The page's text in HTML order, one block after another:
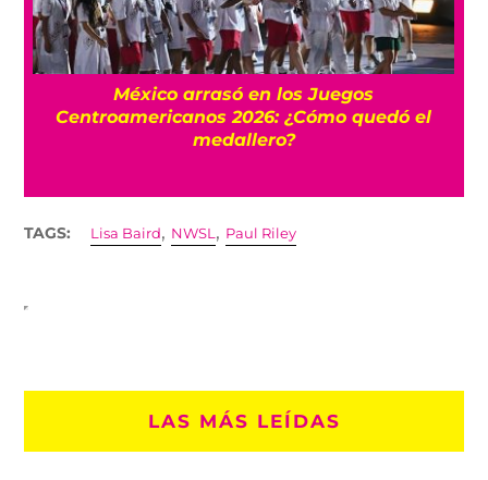
FIFA niega que Infantino hizo millonaria a
una amante cuando estaba en UEFA
TAGS: Lisa Baird, NWSL , Paul Riley
LAS MÁS LEÍDAS